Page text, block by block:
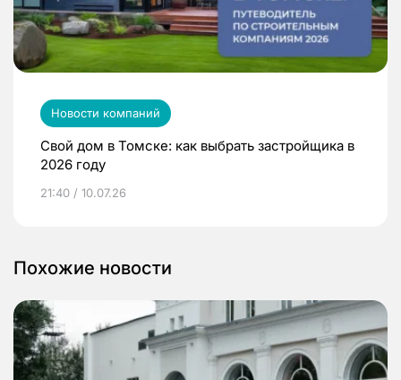
Новости компаний
Свой дом в Томске: как выбрать застройщика в
2026 году
21:40 / 10.07.26
Похожие новости